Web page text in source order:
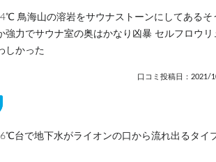
鳥海山の溶岩をサウナストーンにしてあるそ
強力でサウナ室の奥はかなり凶暴 セルフロウリ
しかった
口コミ投稿日：2021/
台で地下水がライオンの口から流れ出るタイ